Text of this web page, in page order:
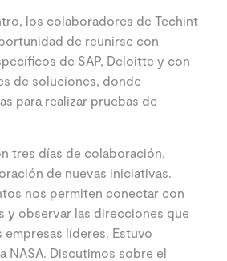
los colaboradores de Techint
de reunirse con
de SAP, Deloitte y con
de soluciones, donde
para realizar pruebas de
tres días de colaboración,
de nuevas iniciativas.
nos permiten conectar con
y observar las direcciones que
empresas líderes. Estuvo
NASA. Discutimos sobre el